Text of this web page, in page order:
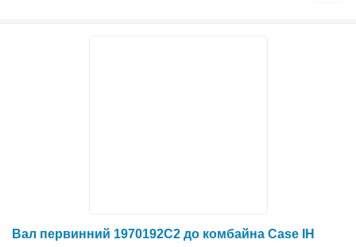
Вал первинний 1970192C2 до комбайна Case IH